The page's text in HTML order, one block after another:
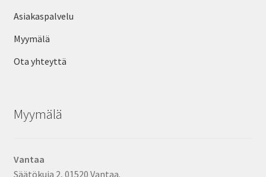
Asiakaspalvelu
Myymälä
Ota yhteyttä
Myymälä
Vantaa
Säätökuja 2, 01520 Vantaa.